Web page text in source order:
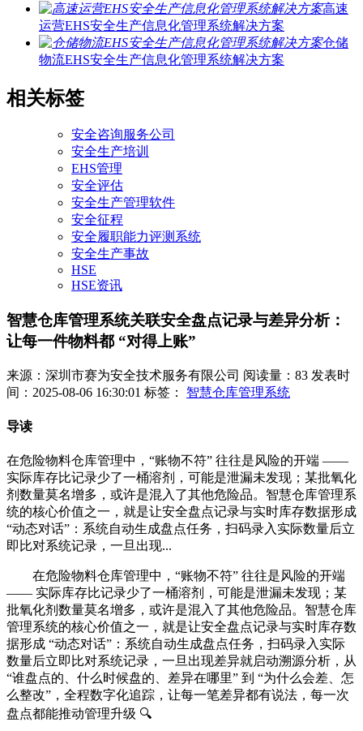
高速
运营EHS安全生产信息化管理系统解决方案
仓储
物流EHS安全生产信息化管理系统解决方案
相关标签
安全咨询服务公司
安全生产培训
EHS管理
安全评估
安全生产管理软件
安全征程
安全履职能力评测系统
安全生产事故
HSE
HSE资讯
智慧仓库管理系统关联安全盘点记录与差异分析：
让每一件物料都 “对得上账”
来源：深圳市赛为安全技术服务有限公司 阅读量：83 发表时
间：2025-08-06 16:30:01 标签： 智慧仓库管理系统
导读
在危险物料仓库管理中，“账物不符” 往往是风险的开端 ——
实际库存比记录少了一桶溶剂，可能是泄漏未发现；某批氧化
剂数量莫名增多，或许是混入了其他危险品。智慧仓库管理系
统的核心价值之一，就是让安全盘点记录与实时库存数据形成
“动态对话”：系统自动生成盘点任务，扫码录入实际数量后立
即比对系统记录，一旦出现...
在危险物料仓库管理中，“账物不符” 往往是风险的开端
—— 实际库存比记录少了一桶溶剂，可能是泄漏未发现；某
批氧化剂数量莫名增多，或许是混入了其他危险品。智慧仓库
管理系统的核心价值之一，就是让安全盘点记录与实时库存数
据形成 “动态对话”：系统自动生成盘点任务，扫码录入实际
数量后立即比对系统记录，一旦出现差异就启动溯源分析，从
“谁盘点的、什么时候盘的、差异在哪里” 到 “为什么会差、怎
么整改”，全程数字化追踪，让每一笔差异都有说法，每一次
盘点都能推动管理升级 🔍